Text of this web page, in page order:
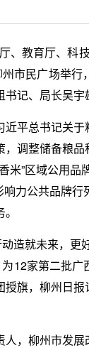
、教育厅、
市民广场举
记、局长吴
平总书记关
调整储备粮
米”区域公用
力公共品牌
造就未来，
12家第二批
旗，柳州日
，柳州市发